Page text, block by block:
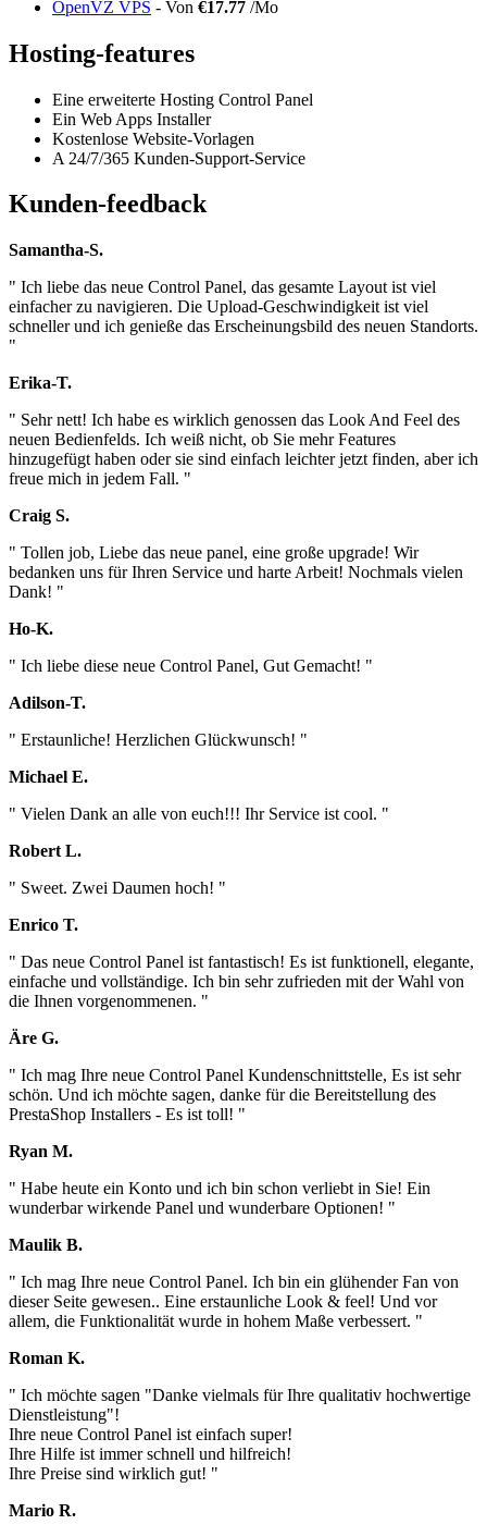
OpenVZ VPS - Von €17.77 /Mo
Hosting-features
Eine erweiterte Hosting Control Panel
Ein Web Apps Installer
Kostenlose Website-Vorlagen
A 24/7/365 Kunden-Support-Service
Kunden-feedback
Samantha-S.
" Ich liebe das neue Control Panel, das gesamte Layout ist viel
einfacher zu navigieren. Die Upload-Geschwindigkeit ist viel
schneller und ich genieße das Erscheinungsbild des neuen Standorts.
"
Erika-T.
" Sehr nett! Ich habe es wirklich genossen das Look And Feel des
neuen Bedienfelds. Ich weiß nicht, ob Sie mehr Features
hinzugefügt haben oder sie sind einfach leichter jetzt finden, aber ich
freue mich in jedem Fall. "
Craig S.
" Tollen job, Liebe das neue panel, eine große upgrade! Wir
bedanken uns für Ihren Service und harte Arbeit! Nochmals vielen
Dank! "
Ho-K.
" Ich liebe diese neue Control Panel, Gut Gemacht! "
Adilson-T.
" Erstaunliche! Herzlichen Glückwunsch! "
Michael E.
" Vielen Dank an alle von euch!!! Ihr Service ist cool. "
Robert L.
" Sweet. Zwei Daumen hoch! "
Enrico T.
" Das neue Control Panel ist fantastisch! Es ist funktionell, elegante,
einfache und vollständige. Ich bin sehr zufrieden mit der Wahl von
die Ihnen vorgenommenen. "
Äre G.
" Ich mag Ihre neue Control Panel Kundenschnittstelle, Es ist sehr
schön. Und ich möchte sagen, danke für die Bereitstellung des
PrestaShop Installers - Es ist toll! "
Ryan M.
" Habe heute ein Konto und ich bin schon verliebt in Sie! Ein
wunderbar wirkende Panel und wunderbare Optionen! "
Maulik B.
" Ich mag Ihre neue Control Panel. Ich bin ein glühender Fan von
dieser Seite gewesen.. Eine erstaunliche Look & feel! Und vor
allem, die Funktionalität wurde in hohem Maße verbessert. "
Roman K.
" Ich möchte sagen "Danke vielmals für Ihre qualitativ hochwertige
Dienstleistung"!
Ihre neue Control Panel ist einfach super!
Ihre Hilfe ist immer schnell und hilfreich!
Ihre Preise sind wirklich gut! "
Mario R.